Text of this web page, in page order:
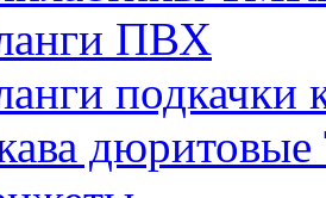
ПВХ
подкачки